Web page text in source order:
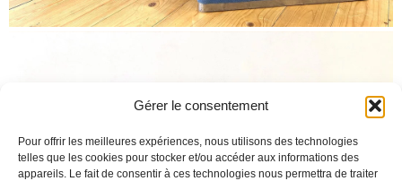
Gérer le consentement
Pour offrir les meilleures expériences, nous utilisons des technologies
telles que les cookies pour stocker et/ou accéder aux informations des
appareils. Le fait de consentir à ces technologies nous permettra de traiter